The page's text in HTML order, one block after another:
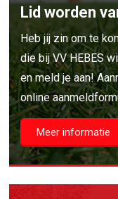
Lid worden
Heb jij zin om te
die bij VV HEBES
en meld je aan!
online
Meer informatie